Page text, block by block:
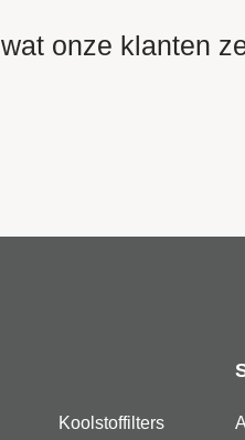
wat onze klanten
Koolstoffilters